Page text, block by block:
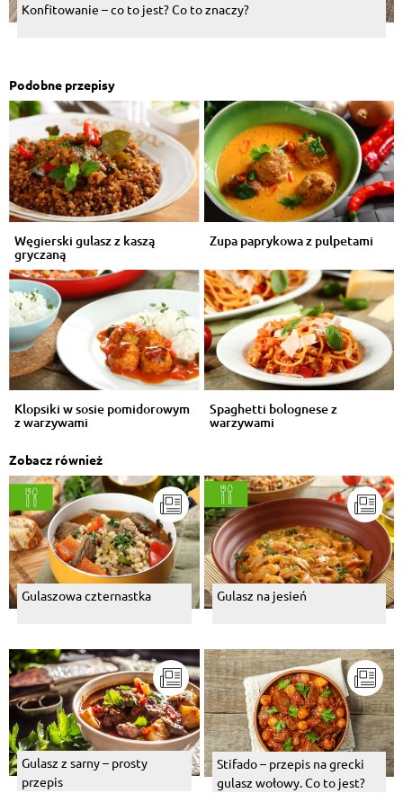
Konfitowanie – co to jest? Co to znaczy?
Podobne przepisy
Węgierski gulasz z kaszą
gryczaną
Zupa paprykowa z pulpetami
Klopsiki w sosie pomidorowym
z warzywami
Spaghetti bolognese z
warzywami
Zobacz również
Gulaszowa czternastka Gulasz na jesień
Gulasz z sarny – prosty
przepis
Stifado – przepis na grecki
gulasz wołowy. Co to jest?